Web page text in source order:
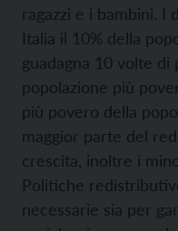
ragazzi e i bambini. I
Italia il 10% della
guadagna 10 volte di
popolazione più
più povero della
maggior parte del
crescita, inoltre i
Politiche
necessarie sia per